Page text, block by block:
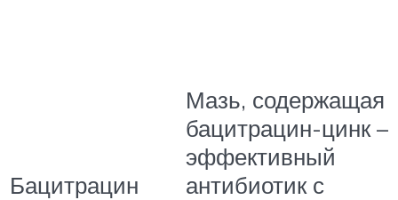
Бацитрацин
Мазь, содержащая
бацитрацин-цинк –
эффективный
антибиотик с